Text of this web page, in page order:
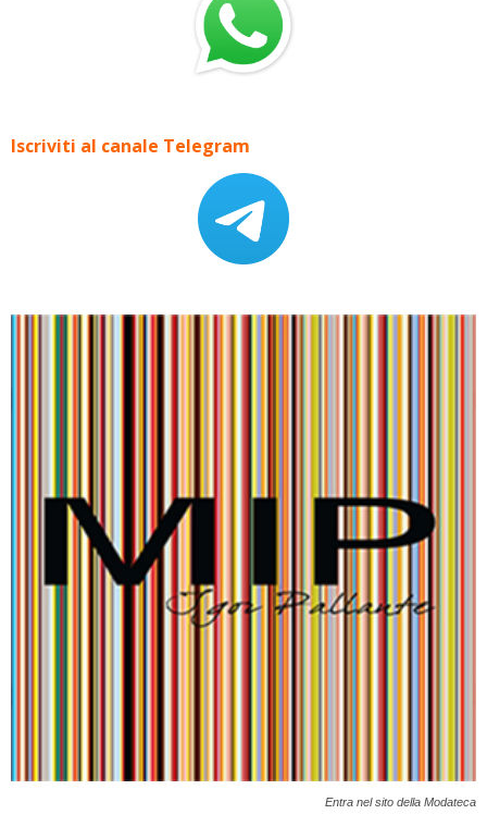
Iscriviti al canale Telegram
Entra nel sito della Modateca